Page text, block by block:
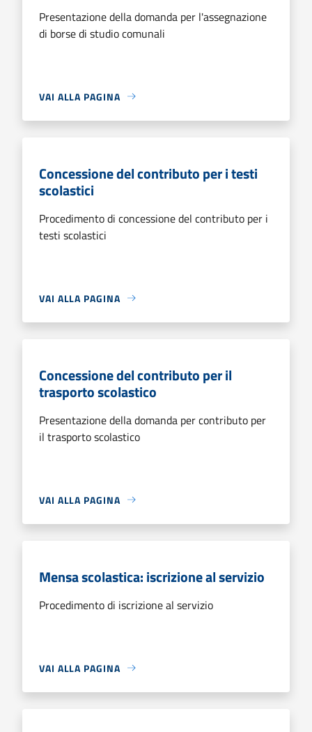
Presentazione della domanda per l'assegnazione
di borse di studio comunali
VAI ALLA PAGINA
Concessione del contributo per i testi
scolastici
Procedimento di concessione del contributo per i
testi scolastici
VAI ALLA PAGINA
Concessione del contributo per il
trasporto scolastico
Presentazione della domanda per contributo per
il trasporto scolastico
VAI ALLA PAGINA
Mensa scolastica: iscrizione al servizio
Procedimento di iscrizione al servizio
VAI ALLA PAGINA